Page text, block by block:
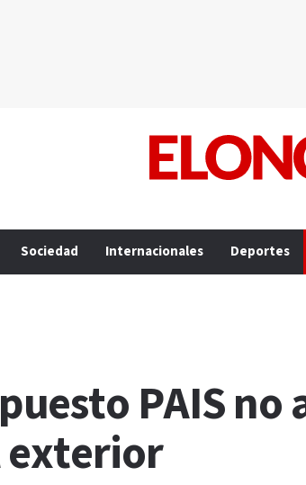
Sociedad Internacionales Deportes
PAIS
exterior